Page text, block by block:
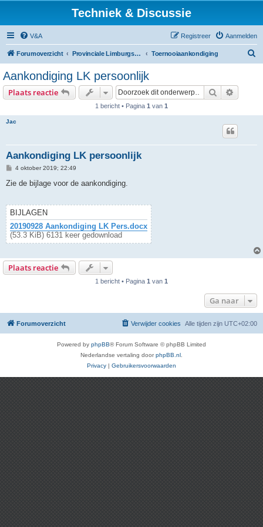
Techniek & Discussie
V&A Aanmelden
Registreer
Forumoverzicht Provinciale Limburgse Dambond Toernooiaankondiging
Aankondiging LK persoonlijk
Plaats reactie Zoek
1 bericht • Pagina 1 van 1
Jac
Aankondiging LK persoonlijk
B
r
t
4 oktober 2019; 22:49
Zie de bijlage voor de aankondiging.
BIJLAGEN
20190928 Aankondiging LK Pers.docx
(53.3 KiB) 6131 keer gedownload
Plaats reactie
1 bericht • Pagina 1 van 1
Ga naar
Forumoverzicht Alle tijden zijn UTC+02:00
Verwijder cookies
Powered by phpBB® Forum Software © phpBB Limited
Nederlandse vertaling doorphpBB.nl
Privacy | Gebruikersvoorwaarden